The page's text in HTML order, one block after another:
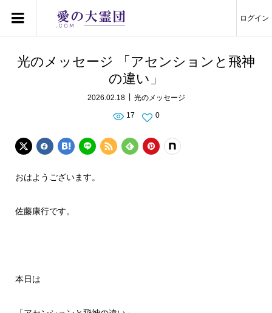
ログイン
光のメッセージ 「アセンションと飛神
の違い」
2026.02.18 光のメッセージ
17 0
おはようございます。
佐藤康行です。
本日は